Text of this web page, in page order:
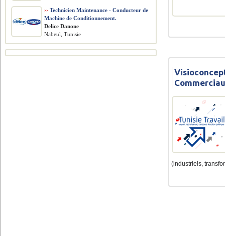
(industriels,
›› Technicien Maintenance - Conducteur de
Machine de Conditionnement.
Delice Danone
Nabeul, Tunisie